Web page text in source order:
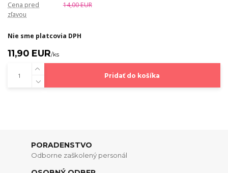
Cena pred
zľavou
14,00 EUR
Nie sme platcovia DPH
11,90 EUR/ks
Pridať do košíka
PORADENSTVO
Odborne zaškolený personál